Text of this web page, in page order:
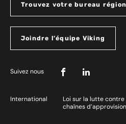
Trouvez votre bureau
Joindre l’équipe Viking
Suivez nous
International
Loi sur la lutte
chaînes